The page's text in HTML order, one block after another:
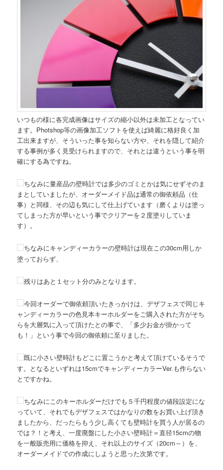
いつもの様に各完成画像はサイズの縮小以外は未加工となってい
ます。Photshop等の画像加工ソフトを使えば綺麗に格好良く加
工出来ますが、そういった事を知らない方や、それを隠して紹介
する事例が多く見受けられますので、それとは違うという事を明
確にする為ですね。
ちなみに量産品の壁時計では多少のゴミとかは気にせずそのま
まとしていましたが、オーダーメイド品は通常の御依頼品（仕
事）と同様、その辺も気にして仕上げています（磨くよりは塗っ
てしまった方が早いという事でクリアーを２度塗りしていま
す）。
ちなみにキャンディーカラーの壁時計は現在この30cm用しか
塗っておらず、
残りはあと１セット分のみとなります。
今回オーダーで御依頼頂いたきっかけは、デザフェスで同じキ
ャンディーカラーの色見本キーホルダーをご購入された方がそち
らを大層気に入って頂けたとの事で、「多少お金が掛かって
も！」という事で今回の御依頼に至りました。
既に小さい壁時計もどこに置こうかと考えて頂けているそうで
す。となるといずれは15cmでキャンディーカラーVer.も作らない
とですかね。
ちなみにこのキーホルダーだけでも５千円程度の値段設定にな
っていて、それでもデザフェスではかなりの数をお買い上げ頂き
ましたから、だったらもう少し高くても壁時計を買う人が居るの
では？！と考え、一度廃盤にした小さい壁時計＝直径15cmの物
を一般販売用に価格を抑え、それ以上のサイズ（20cm～）を、
オーダーメイドでの作成にしようと思った次第です。